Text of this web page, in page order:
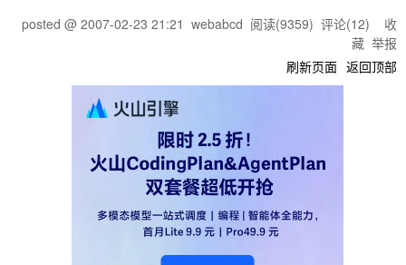
posted @ 2007-02-23 21:21 webabcd 阅读(9359) 评论(12) 收
藏 举报
刷新页面 返回顶部